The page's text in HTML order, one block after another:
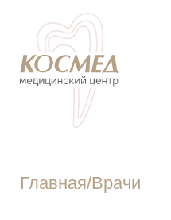
Главная/Врачи